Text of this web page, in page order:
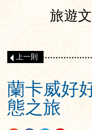
旅遊
上一則
蘭卡威好
態之旅